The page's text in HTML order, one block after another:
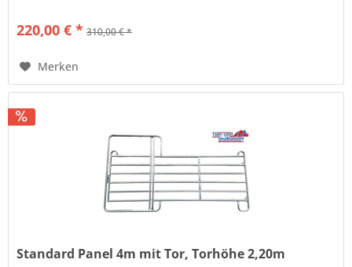
220,00 € * 310,00 € *
Merken
Standard Panel 4m mit Tor, Torhöhe 2,20m